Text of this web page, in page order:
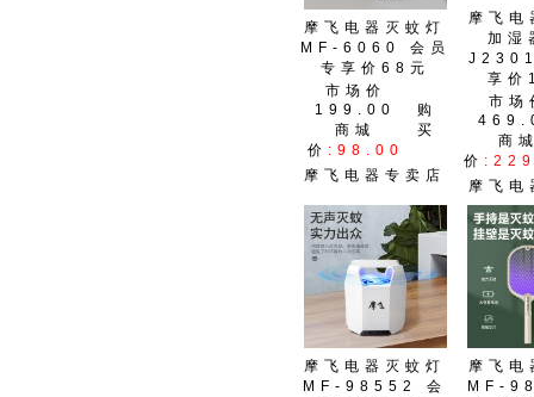
摩飞电器灭蚊灯
MF-6060 会员
专享价68元
市场价
199.00
购
买
商城
价 :98.00
摩飞电器专卖店
摩飞电
加湿
享
市场
商
价
摩飞电
摩飞电器灭蚊灯
MF-98552 会
摩飞电
MF-